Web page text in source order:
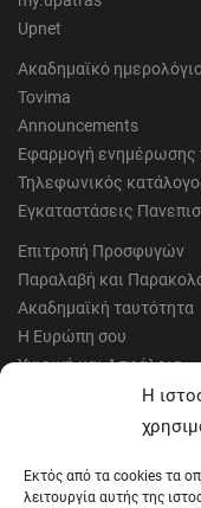
Η
Εκτός από τα cookies τα
λειτουργία αυτής της
Upnet
Ακαδημαϊκό
Tovima
Announcements
Εφαρμογή ενημέρωσης
Τηλεφωνικός
Εγκαταστάσεις
Επιτροπή Προσφυγών
Παραλαβή και
Ακαδημαϊκή ταυτότητα
Η Ευρώπη σου
Υγιεινή και Ασφάλεια
Έντυπα Οικονομικής
Έντυπα Διοικητικών
Μητρώα αξιολογητών